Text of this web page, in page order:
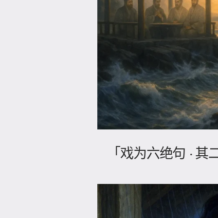
「戏为六绝句 · 其